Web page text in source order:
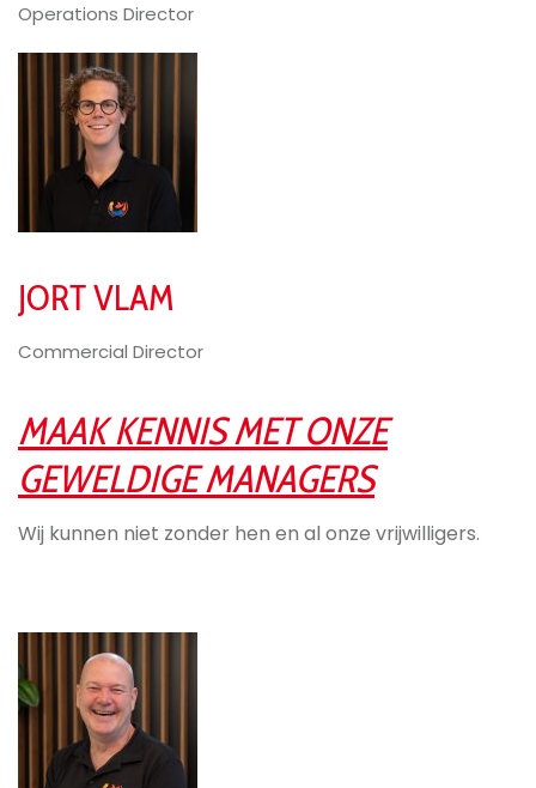
Operations Director
JORT VLAM
Commercial Director
MAAK KENNIS MET ONZE
GEWELDIGE MANAGERS
Wij kunnen niet zonder hen en al onze vrijwilligers.